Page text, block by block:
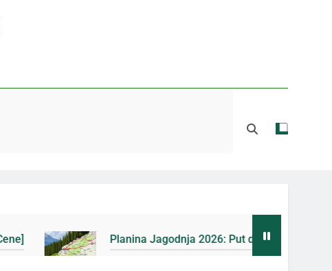
Planina Jagodnja 2026: Put do Mačkovog kamena bez rupa